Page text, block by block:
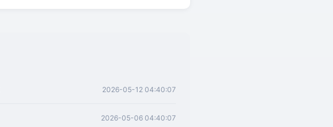
2026-05-12 04:40:07
2026-05-06 04:40:07